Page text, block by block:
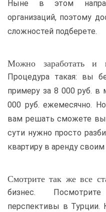
Ныне в этом
организаций, поэтому
сложностей подберете.
Можно заработать и
Процедура такая: вы
примеру за 8 000 руб. в
000 руб. ежемесячно.
вам решать сможете вы
сути нужно просто
квартиру в аренду
Смотрите так же все
бизнес.
перспективы в Турции.